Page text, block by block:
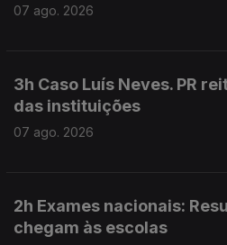
07 ago. 2026
3h Caso Luís Neves. PR
das instituições
07 ago. 2026
2h Exames nacionais:
chegam às escolas